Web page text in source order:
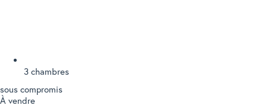
3 chambres
sous compromis
À vendre